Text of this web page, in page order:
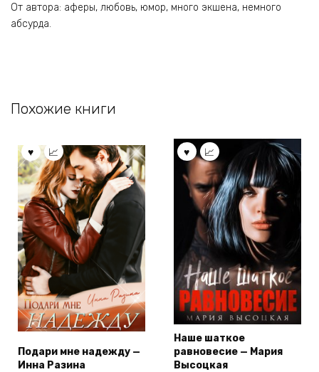
От автора: аферы, любовь, юмор, много экшена, немного
абсурда.
Похожие книги
Подари мне надежду —
Инна Разина
Наше шаткое
равновесие — Мария
Высоцкая